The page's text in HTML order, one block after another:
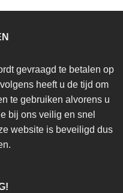
gevraagd te betalen op
heeft u de tijd om
te gebruiken alvorens u
bij ons veilig en snel
website is beveiligd dus